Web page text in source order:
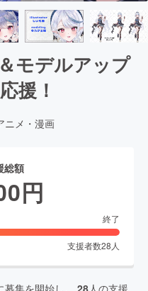
モデルアップ
援！
ニメ・漫画
総額
円
終了
支援者数28 人
募集を開始し、 28人の支援